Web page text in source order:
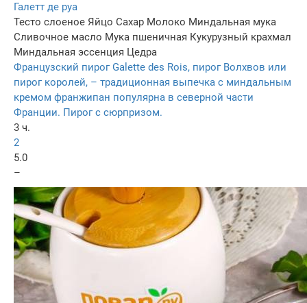
Галетт де руа
Тесто слоеное Яйцо Сахар Молоко Миндальная мука
Сливочное масло Мука пшеничная Кукурузный крахмал
Миндальная эссенция Цедра
Французский пирог Galette des Rois, пирог Волхвов или
пирог королей, – традиционная выпечка с миндальным
кремом франжипан популярна в северной части
Франции. Пирог с сюрпризом.
3 ч.
2
5.0
–